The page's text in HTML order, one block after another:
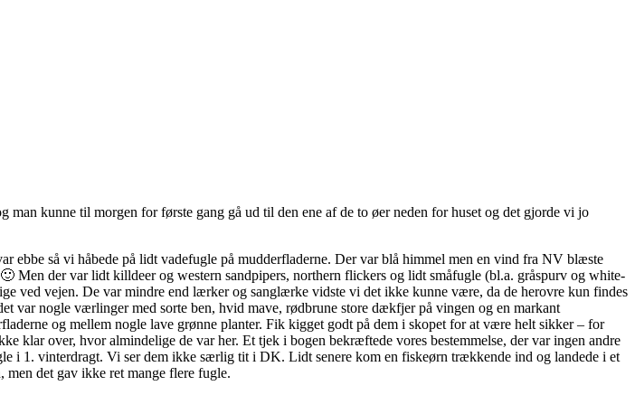
kunne til morgen for første gang gå ud til den ene af de to øer neden for huset og det gjorde vi jo
så vi håbede på lidt vadefugle på mudderfladerne. Der var blå himmel men en vind fra NV blæste
Men der var lidt killdeer og western sandpipers, northern flickers og lidt småfugle (bl.a. gråspurv og white-
ved vejen. De var mindre end lærker og sanglærke vidste vi det ikke kunne være, da de herovre kun findes
var nogle værlinger med sorte ben, hvid mave, rødbrune store dækfjer på vingen og en markant
og mellem nogle lave grønne planter. Fik kigget godt på dem i skopet for at være helt sikker – for
over, hvor almindelige de var her. Et tjek i bogen bekræftede vores bestemmelse, der var ingen andre
i 1. vinterdragt. Vi ser dem ikke særlig tit i DK. Lidt senere kom en fiskeørn trækkende ind og landede i et
det gav ikke ret mange flere fugle.